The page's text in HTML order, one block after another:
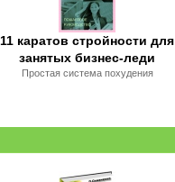
11 каратов стройности для
занятых бизнес-леди
Простая система похудения